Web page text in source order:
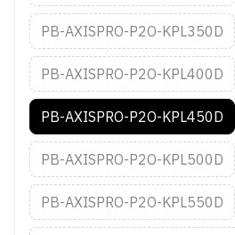
PB-AXISPRO-P2O-KPL350D
PB-AXISPRO-P2O-KPL400D
PB-AXISPRO-P2O-KPL450D
PB-AXISPRO-P2O-KPL500D
PB-AXISPRO-P2O-KPL550D